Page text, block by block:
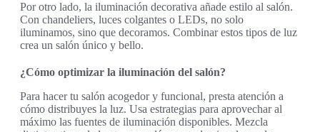
Por otro lado, la iluminación decorativa añade estilo al salón.
Con chandeliers, luces colgantes o LEDs, no solo
iluminamos, sino que decoramos. Combinar estos tipos de luz
crea un salón único y bello.
¿Cómo optimizar la iluminación del salón?
Para hacer tu salón acogedor y funcional, presta atención a
cómo distribuyes la luz. Usa estrategias para aprovechar al
máximo las fuentes de iluminación disponibles. Mezcla